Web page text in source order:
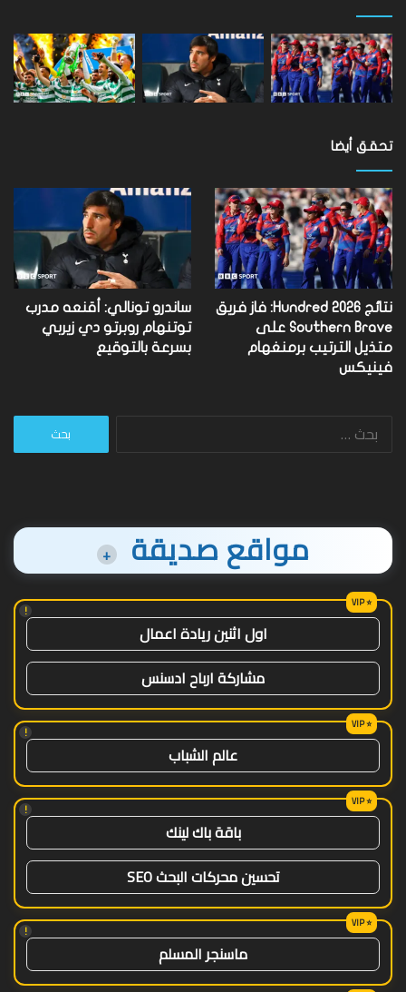
تحقق أيضا
نتائج Hundred 2026: فاز فريق
Southern Brave على
متذيل الترتيب برمنغهام
فينيكس
ساندرو تونالي: أقنعه مدرب
توتنهام روبرتو دي زيربي
بسرعة بالتوقيع
البحث
مواقع صديقة +
!
اول اثنين ريادة اعمال
مشاركة ارباح ادسنس
!
عالم الشباب
!
باقة باك لينك
تحسين محركات البحث SEO
!
ماسنجر المسلم